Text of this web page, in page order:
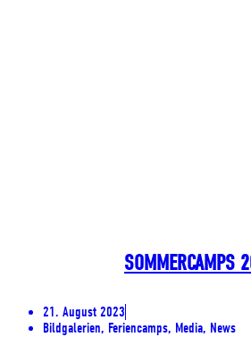
SOMMERCAMPS
21. August 2023
Bildgalerien, Feriencamps, Media, News